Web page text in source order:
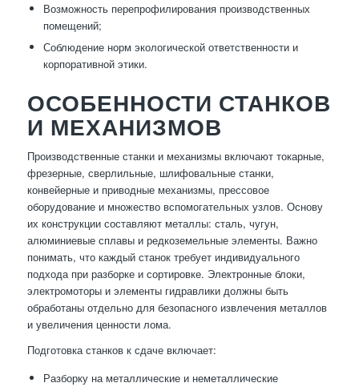
Возможность перепрофилирования производственных
помещений;
Соблюдение норм экологической ответственности и
корпоративной этики.
ОСОБЕННОСТИ СТАНКОВ
И МЕХАНИЗМОВ
Производственные станки и механизмы включают токарные,
фрезерные, сверлильные, шлифовальные станки,
конвейерные и приводные механизмы, прессовое
оборудование и множество вспомогательных узлов. Основу
их конструкции составляют металлы: сталь, чугун,
алюминиевые сплавы и редкоземельные элементы. Важно
понимать, что каждый станок требует индивидуального
подхода при разборке и сортировке. Электронные блоки,
электромоторы и элементы гидравлики должны быть
обработаны отдельно для безопасного извлечения металлов
и увеличения ценности лома.
Подготовка станков к сдаче включает:
Разборку на металлические и неметаллические